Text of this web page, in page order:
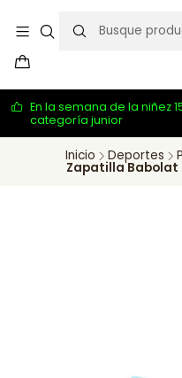
En la semana de la niñez
categoría junior
Inicio Deportes
Zapatilla Babolat